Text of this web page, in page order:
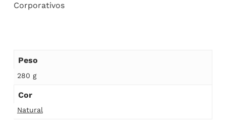
Corporativos
Peso
280 g
Cor
Natural